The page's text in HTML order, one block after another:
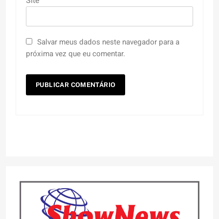
Salvar meus dados neste navegador para a
próxima vez que eu comentar.